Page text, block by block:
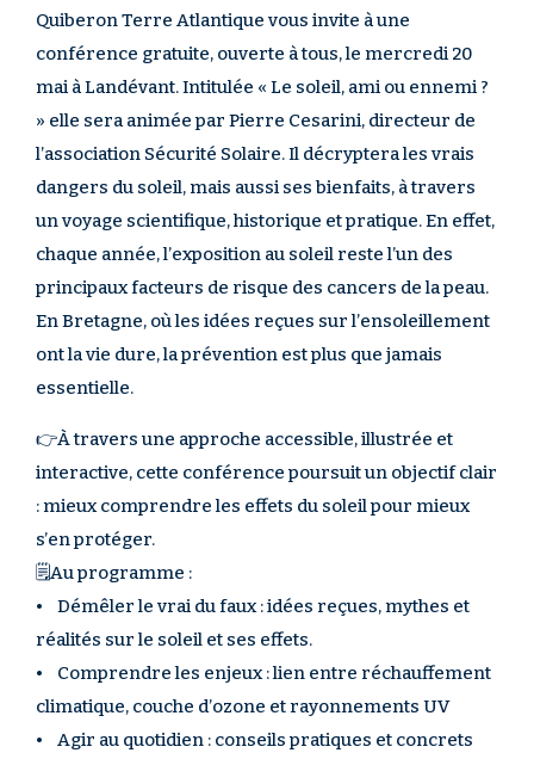
Quiberon Terre Atlantique vous invite à une
conférence gratuite, ouverte à tous, le mercredi 20
mai à Landévant. Intitulée « Le soleil, ami ou ennemi ?
» elle sera animée par Pierre Cesarini, directeur de
l’association Sécurité Solaire. Il décryptera les vrais
dangers du soleil, mais aussi ses bienfaits, à travers
un voyage scientifique, historique et pratique. En effet,
chaque année, l’exposition au soleil reste l’un des
principaux facteurs de risque des cancers de la peau.
En Bretagne, où les idées reçues sur l’ensoleillement
ont la vie dure, la prévention est plus que jamais
essentielle.
👉À travers une approche accessible, illustrée et
interactive, cette conférence poursuit un objectif clair
: mieux comprendre les effets du soleil pour mieux
s’en protéger.
🗒️Au programme :
• Démêler le vrai du faux : idées reçues, mythes et
réalités sur le soleil et ses effets.
• Comprendre les enjeux : lien entre réchauffement
climatique, couche d’ozone et rayonnements UV
• Agir au quotidien : conseils pratiques et concrets